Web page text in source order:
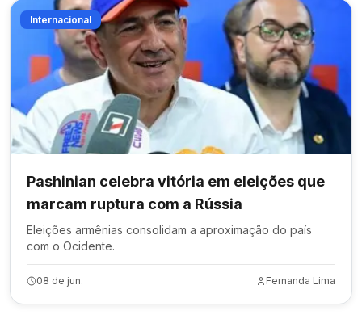
Internacional
Pashinian celebra vitória em eleições que
marcam ruptura com a Rússia
Eleições armênias consolidam a aproximação do país
com o Ocidente.
08 de jun. Fernanda Lima